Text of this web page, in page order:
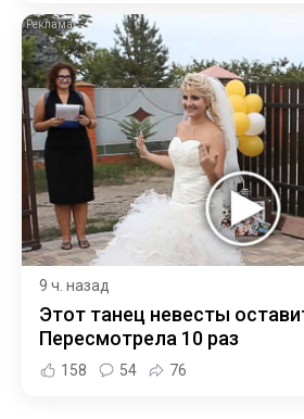
9 ч. назад
Этот танец невесты
Пересмотрела 10 раз
158 54 76